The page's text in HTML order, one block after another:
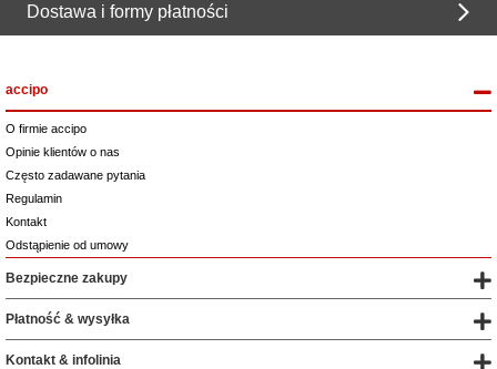
Dostawa i formy płatności
accipo
O firmie accipo
Opinie klientów o nas
Często zadawane pytania
Regulamin
Kontakt
Odstąpienie od umowy
Bezpieczne zakupy
Płatność & wysyłka
Kontakt & infolinia